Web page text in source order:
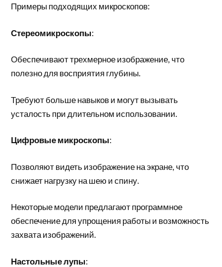
Примеры подходящих микроскопов:
Стереомикроскопы:
Обеспечивают трехмерное изображение, что
полезно для восприятия глубины.
Требуют больше навыков и могут вызывать
усталость при длительном использовании.
Цифровые микроскопы:
Позволяют видеть изображение на экране, что
снижает нагрузку на шею и спину.
Некоторые модели предлагают программное
обеспечение для упрощения работы и возможность
захвата изображений.
Настольные лупы: